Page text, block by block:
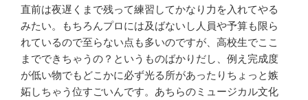
直前は夜遅くまで残って練習してかなり力を入れてやる
みたい。もちろんプロには及ばないし人員や予算も限ら
れているので至らない点も多いのですが、高校生でここ
までできちゃうの？というものばかりだし、例え完成度
が低い物でもどこかに必ず光る所があったりちょっと嫉
妬しちゃう位すごいんです。あちらのミュージカル文化